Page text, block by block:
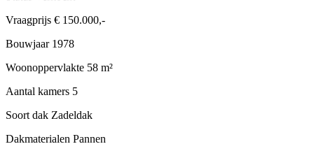
Vraagprijs € 150.000,-
Bouwjaar 1978
Woonoppervlakte 58 m²
Aantal kamers 5
Soort dak Zadeldak
Dakmaterialen Pannen